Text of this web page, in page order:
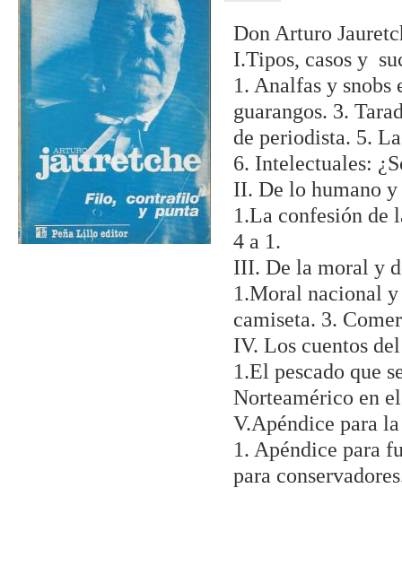
Don Arturo
I.Tipos, casos y
1. Analfas y
guarangos. 3.
de periodista. 5.
6. Intelectuales:
II. De lo humano
1.La confesión de
4 a 1.
III. De la moral y
1.Moral nacional
camiseta. 3.
IV. Los cuentos
1.El pescado que
Norteamérico en
V.Apéndice para
1. Apéndice para
para